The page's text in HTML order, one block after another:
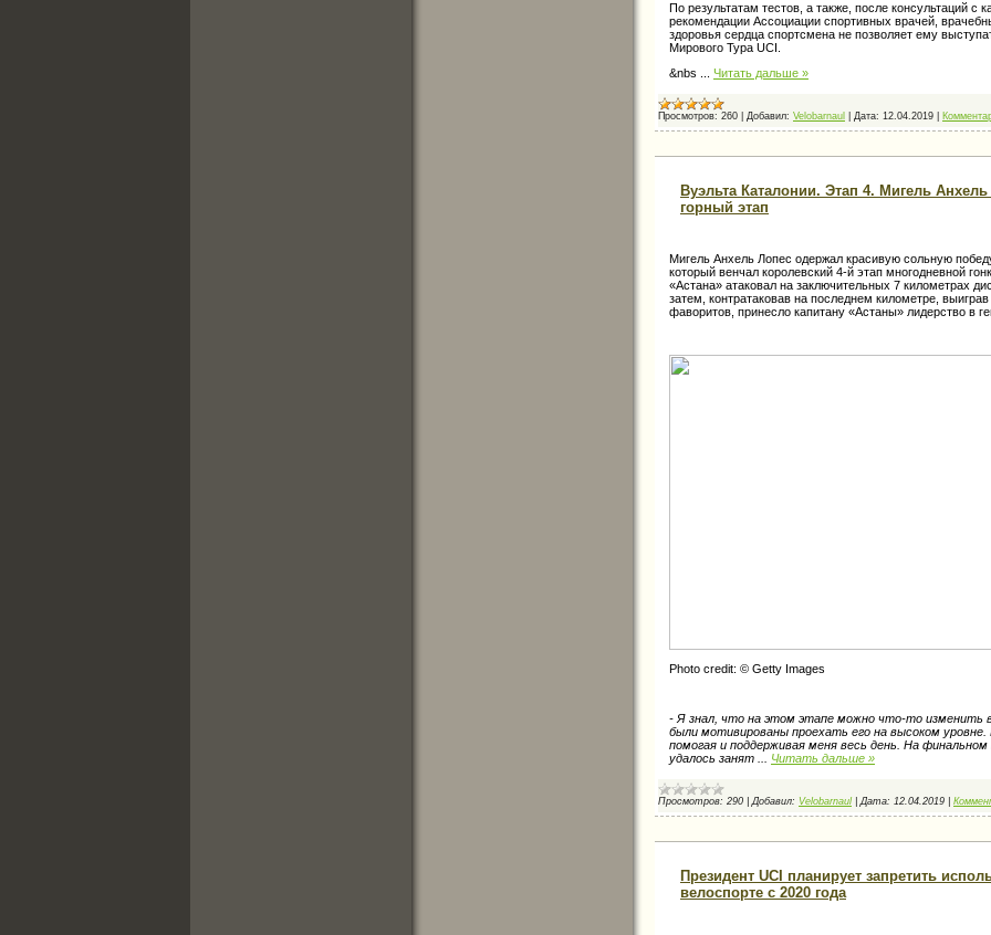
По результатам тестов, а также, после консультаций с
рекомендации Ассоциации спортивных врачей,
здоровья сердца спортсмена не позволяет ему
Мирового Тура UCI.
&nbs
Читать дальше »
Просмотров: 260 Добавил: Velobarnaul Дата: 12.04.2019
Вуэльта Каталонии. Этап 4. Мигель
горный этап
Мигель Анхель Лопес одержал красивую сольную
который венчал королевский 4-й этап многодневной
«Астана» атаковал на заключительных 7 километрах
затем, контратаковав на последнем километре,
фаворитов, принесло капитану «Астаны» лидерство в
Photo credit: © Getty Images
- Я знал, что на этом этапе можно что-то изменить
были мотивированы проехать его на высоком
помогая и поддерживая меня весь день. На
удалось занят
Читать дальше »
Просмотров: 290 Добавил: Velobarnaul Дата: 12.04.2019
Президент UCI планирует запретить
велоспорте с 2020 года